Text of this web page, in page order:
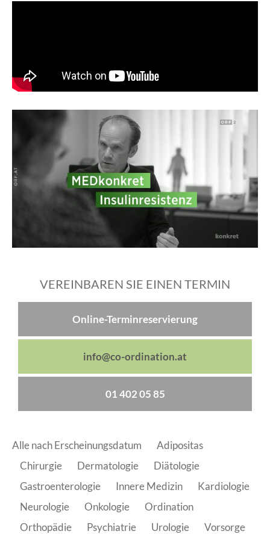
VEREINBAREN SIE EINEN TERMIN
Online-Terminreservierung
info@co-ordination.at
01 402 05 85
Alle nach Erscheinungsdatum
Adipositas
Chirurgie
Dermatologie
Diätologie
Gastroenterologie
Innere Medizin
Kardiologie
Neurologie
Onkologie
Ordination
Orthopädie
Psychiatrie Urologie Vorsorge